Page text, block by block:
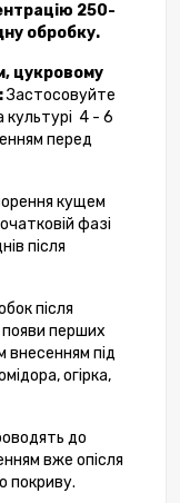
250-
обробку.
цукровому
Застосовуйте
культурі 4 - 6
перед
кущем
фазі
після
після
появи перших
внесенням під
огірка,
до
вже опісля
покриву.